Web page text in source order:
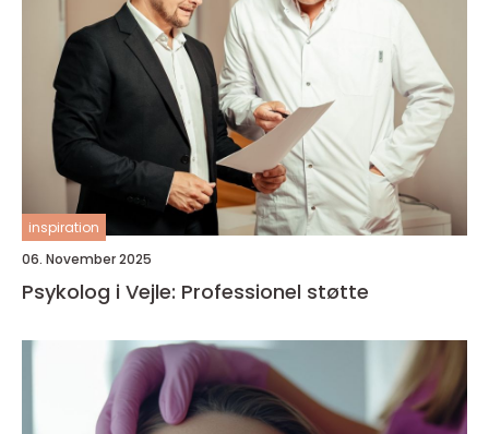
inspiration
06. November 2025
Psykolog i Vejle: Professionel støtte